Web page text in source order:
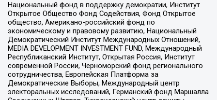
Национальный фонд в поддержку демократии, Институт
Открытое Общество Фонд Содействия, Фонд Открытое
общество, Американо-российский фонд по
экономическому и правовому развитию, Национальный
Демократический Институт Международных Отношений,
MEDIA DEVELOPMENT INVESTMENT FUND, Международный
Республиканский Институт, Открытая Россия, Институт
современной России, Черноморский фонд регионального
сотрудничества, Европейская Платформа за
Демократические Выборы, Международный центр
электоральных исследований, Германский фонд Маршалла